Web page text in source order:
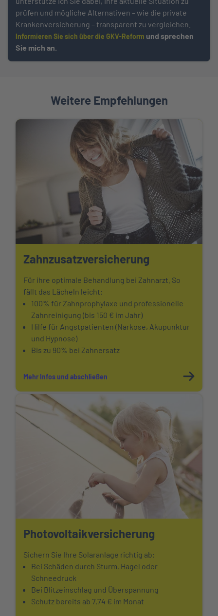
prüfen und mögliche Alternativen – wie die private
Krankenversicherung – transparent zu vergleichen.
Informieren Sie sich über die GKV-Reform und sprechen
Sie mich an.
Weitere Empfehlungen
Zahnzusatzversicherung
Für ihre optimale Behandlung bei Zahnarzt. So
fällt das Lächeln leicht:
100% für Zahnprophylaxe und professionelle
Zahnreinigung (bis 150 € im Jahr)
Hilfe für Angstpatienten (Narkose, Akupunktur
und Hypnose)
Bis zu 90% bei Zahnersatz
Mehr Infos und abschließen
Photovoltaikversicherung
Sichern Sie Ihre Solaranlage richtig ab:
Bei Schäden durch Sturm, Hagel oder
Schneedruck
Bei Blitzeinschlag und Überspannung
Schutz bereits ab 7,74 € im Monat